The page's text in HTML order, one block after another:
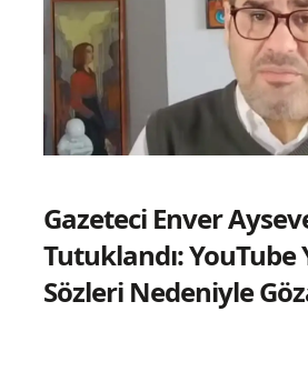
Gazeteci Enver
Tutuklandı: YouTube
Sözleri Nedeniyle